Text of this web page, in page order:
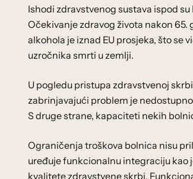
Ishodi zdravstvenog sustava ispod
Očekivanje zdravog života nakon 65.
alkohola je iznad EU prosjeka, što se
uzročnika smrti u zemlji.
U pogledu pristupa zdravstvenoj
zabrinjavajući problem je
S druge strane, kapaciteti nekih
Ograničenja troškova bolnica nisu
uređuje funkcionalnu integraciju kao
kvalitete zdravstvene skrbi.